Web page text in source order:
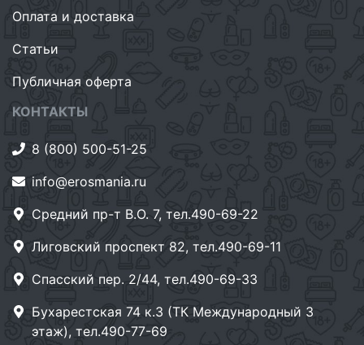
Оплата и доставка
Статьи
Публичная оферта
КОНТАКТЫ
8 (800) 500-51-25
info@erosmania.ru
Средний пр-т В.О. 7, тел.490-69-22
Лиговский проспект 82, тел.490-69-11
Спасский пер. 2/44, тел.490-69-33
Бухарестская 74 к.3 (ТК Международный 3
этаж), тел.490-77-69